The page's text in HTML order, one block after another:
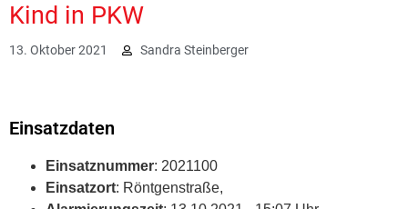
Kind in PKW
13. Oktober 2021 Sandra Steinberger
Einsatzdaten
Einsatznummer: 2021100
Einsatzort: Röntgenstraße,